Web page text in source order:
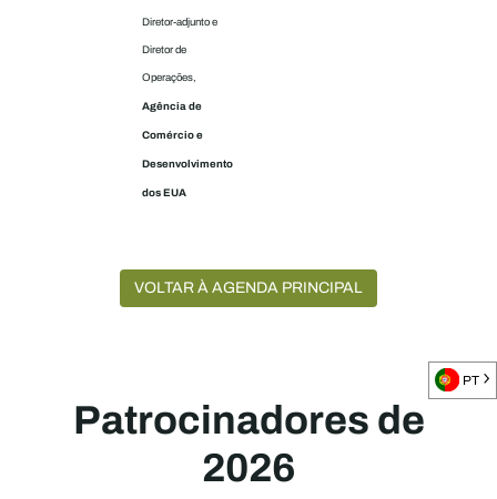
Diretor-adjunto e
Diretor de
Operações,
Agência de
Comércio e
Desenvolvimento
dos EUA
VOLTAR À AGENDA PRINCIPAL
Patrocinadores de
2026
PT